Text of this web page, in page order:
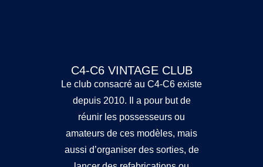
C4-C6 VINTAGE CLUB
Le club consacré au C4-C6 existe
depuis 2010. Il a pour but de
réunir les possesseurs ou
amateurs de ces modèles, mais
aussi d’organiser des sorties, de